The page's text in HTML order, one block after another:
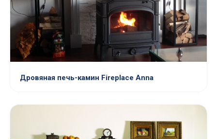
Дровяная печь-камин Fireplace Anna